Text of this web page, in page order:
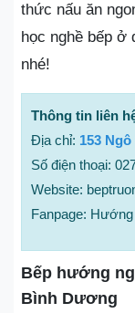
thức nấu ăn
học nghề bếp ở
nhé!
Thông tin liên
Địa chỉ: 153
Số điện thoại:
Website:
Fanpage:
Bếp hướng
Bình Dương